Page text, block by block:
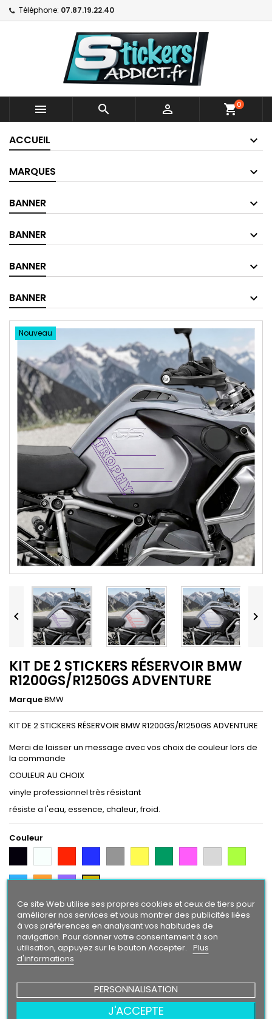
Téléphone: 07.87.19.22.40
   shopping_cart0
ACCUEIL
MARQUES
BANNER
BANNER
BANNER
BANNER
Nouveau
 
KIT DE 2 STICKERS RÉSERVOIR BMW
R1200GS/R1250GS ADVENTURE
MarqueBMW
KIT DE 2 STICKERS RÉSERVOIR BMW R1200GS/R1250GS ADVENTURE
Merci de laisser un message avec vos choix de couleur lors de
la commande
COULEUR AU CHOIX
vinyle professionnel très résistant
résiste a l'eau, essence, chaleur, froid.
Couleur
ArgentCitron
Bleu
OrangeViolet Gold
Finition
Brillant
Mat
Quantité  Ajouter au panier
Ce site Web utilise ses propres cookies et ceux de tiers pour
améliorer nos services et vous montrer des publicités liées
à vos préférences en analysant vos habitudes de
navigation. Pour donner votre consentement à son
utilisation, appuyez sur le bouton Accepter. Plus
d'informations
PERSONNALISATION
J'ACCEPTE